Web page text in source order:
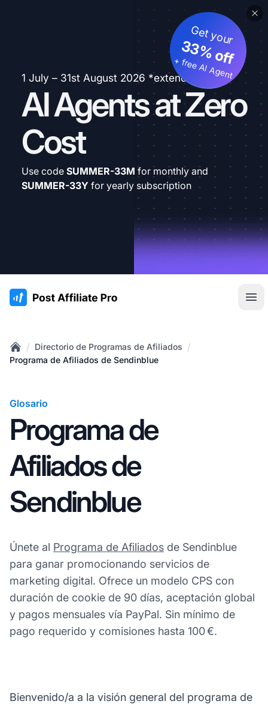
1 July – 31st August 2026 *extended
AI Agents at Zero
Cost
Get your
33% off
+ free AI Agent
Use code SUMMER-33M for monthly and
SUMMER-33Y for yearly subscription
:site.title
Home
/ Directorio de Programas de Afiliados /
Programa de Afiliados de Sendinblue
Glosario
Programa de
Afiliados de
Sendinblue
Únete al Programa de Afiliados de Sendinblue
para ganar promocionando servicios de
marketing digital. Ofrece un modelo CPS con
duración de cookie de 90 días, aceptación global
y pagos mensuales vía PayPal. Sin mínimo de
pago requerido y comisiones hasta 100 €.
Bienvenido/a a la visión general del programa de